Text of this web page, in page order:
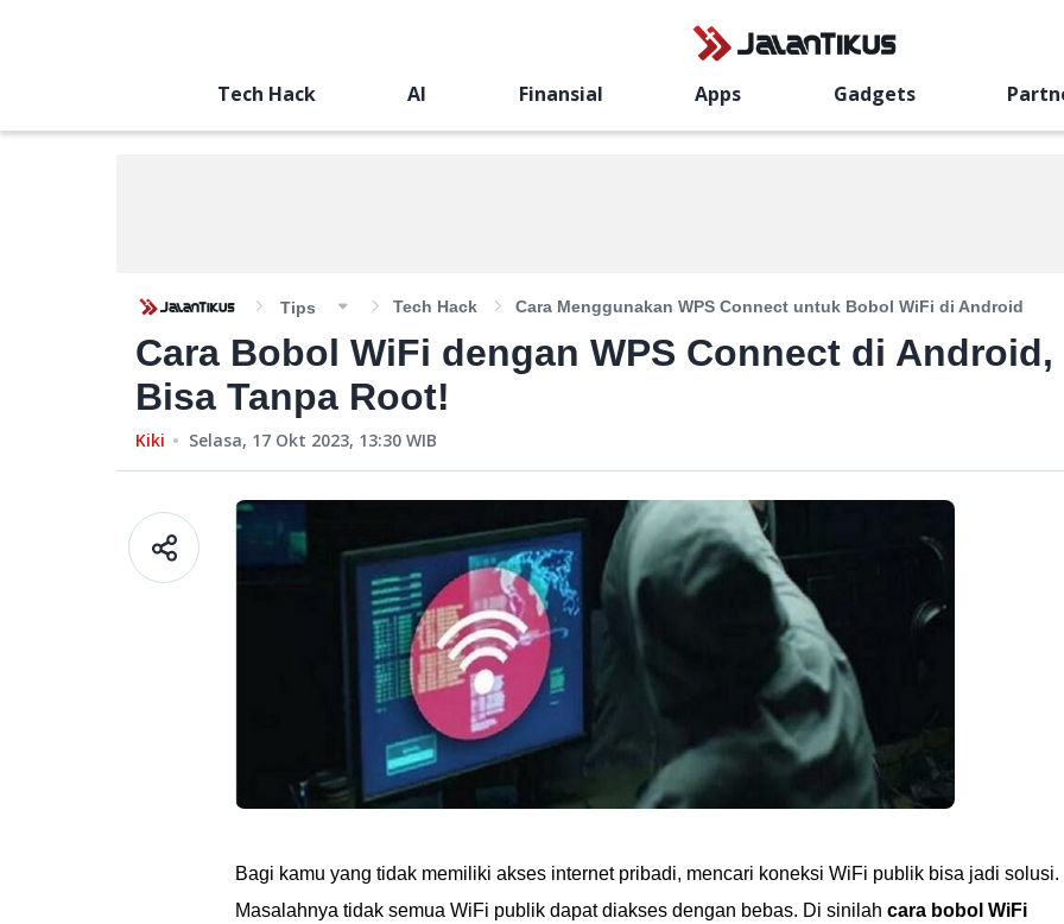
Tech Hack AI Finansial Apps Gadgets
Tips Tech Hack Cara Menggunakan WPS Connect untuk Bobol WiFi di Android
Cara Bobol WiFi dengan WPS Connect di Android,
Bisa Tanpa Root!
Kiki Selasa, 17 Okt 2023, 13:30 WIB
Bagi kamu yang tidak memiliki akses internet pribadi, mencari koneksi WiFi publik bisa jadi solusi.
Masalahnya tidak semua WiFi publik dapat diakses dengan bebas. Di sinilah cara bobol WiFi